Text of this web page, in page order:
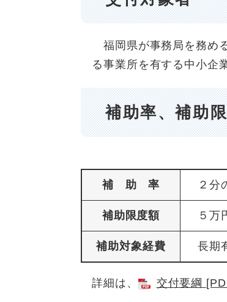
福岡県が事務局を務め
る事業所を有する中小企
補助率、補助
補 助 率 ２分
補助限度額 ５万
補助対象経費 長期
詳細は、 交付要綱